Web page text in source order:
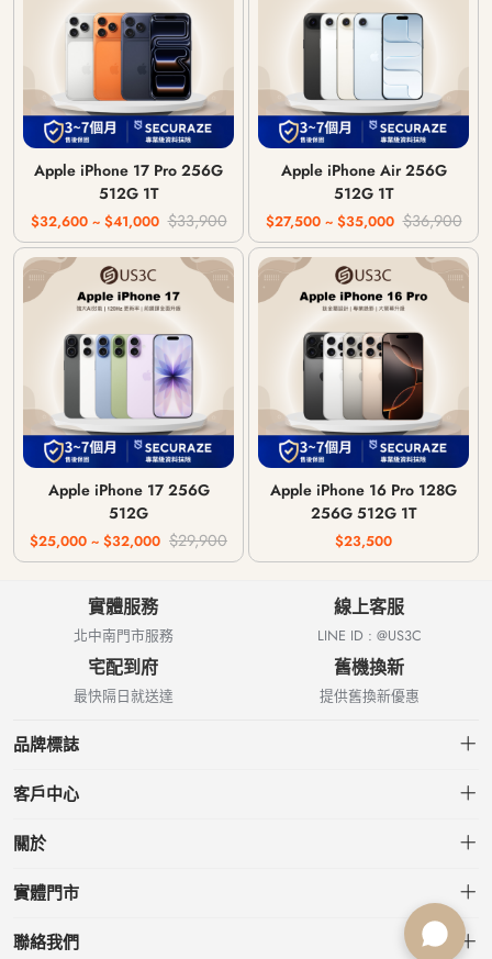
Apple iPhone 17 Pro 256G
512G 1T
$32,600 ~ $41,000 $33,900
Apple iPhone Air 256G
512G 1T
$27,500 ~ $35,000 $36,900
Apple iPhone 17 256G
512G
$25,000 ~ $32,000 $29,900
Apple iPhone 16 Pro 128G
256G 512G 1T
$23,500
實體服務
北中南門市服務
線上客服
LINE ID : @US3C
宅配到府
最快隔日就送達
舊機換新
提供舊換新優惠
品牌標誌
客戶中心
會員中心
關於
關於US3C
實體門市
台北小南門店
聯絡我們